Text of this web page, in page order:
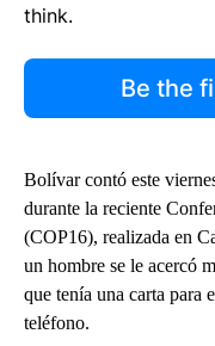
think.
Be the
Bolívar contó este
durante la reciente
(COP16), realizada en
un hombre se le acercó
que tenía una carta para
teléfono.